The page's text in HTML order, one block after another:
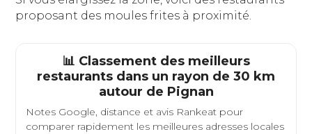
proposant des moules frites à proximité.
📊 Classement des meilleurs
restaurants dans un rayon de 30 km
autour de Pignan
Notes Google, distance et avis Rankeat pour
comparer rapidement les meilleures adresses locales